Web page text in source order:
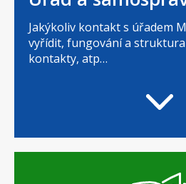
Jakýkoliv kontakt s úřadem
vyřídit, fungování a
kontakty, atp…